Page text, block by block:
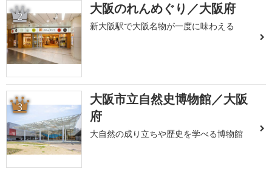
2 大阪のれんめぐり／大阪府
新大阪駅で大阪名物が一度に味わえる
3
大阪市立自然史博物館／大阪
府
大自然の成り立ちや歴史を学べる博物館